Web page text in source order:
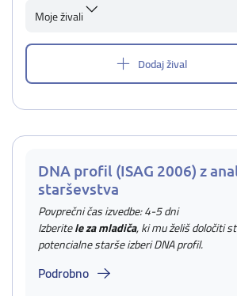
Moje živali
Dodaj žival
DNA profil (ISAG 2006) z
starševstva
Povprečni čas izvedbe: 4-5 dni
Izberitele za mladiča, ki mu želiš določiti
potencialne starše izberi DNA profil.
Podrobno